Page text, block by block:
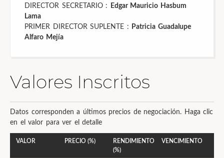
DIRECTOR SECRETARIO :
Edgar Mauricio Hasbum
Lama
PRIMER DIRECTOR SUPLENTE :
Patricia Guadalupe
Alfaro Mejía
Valores Inscritos
Datos corresponden a últimos precios de negociación. Haga clic
en el valor para ver el detalle
VALOR PRECIO (%)
RENDIMIENTO
(%)
VENCIMIENTO